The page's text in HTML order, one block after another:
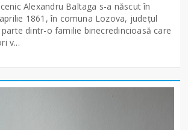
Alexandru Baltaga s-a născut în
1861, în comuna Lozova, județul
dintr-o familie binecredincioasă care
v...